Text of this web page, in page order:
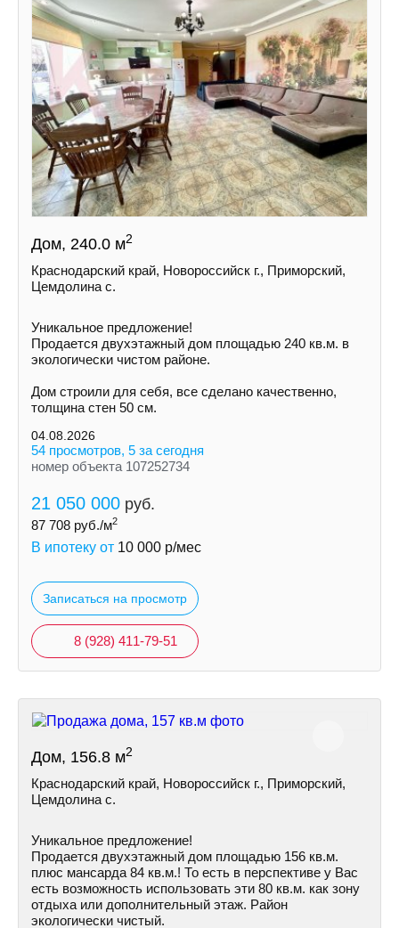
Дом, 240.0 м2
Краснодарский край, Новороссийск г., Приморский,
Цемдолина с.
Уникальное предложение!
Продается двухэтажный дом площадью 240 кв.м. в
экологически чистом районе.
Дом строили для себя, все сделано качественно,
толщина стен 50 см.
04.08.2026
54 просмотров, 5 за сегодня
номер объекта 107252734
21 050 000 руб.
87 708 руб./м2
В ипотеку от 10 000 р/мес
Записаться на просмотр
8 (928) 411-79-51
Дом, 156.8 м2
Краснодарский край, Новороссийск г., Приморский,
Цемдолина с.
Уникальное предложение!
Продается двухэтажный дом площадью 156 кв.м.
плюс мансарда 84 кв.м.! То есть в перспективе у Вас
есть возможность использовать эти 80 кв.м. как зону
отдыха или дополнительный этаж. Район
экологически чистый.